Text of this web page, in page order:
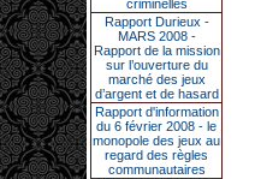
criminelles
Rapport Durieux -
MARS 2008 -
Rapport de la mission
sur l’ouverture du
marché des jeux
d’argent et de hasard
Rapport d'information
du 6 février 2008 - le
monopole des jeux au
regard des règles
communautaires